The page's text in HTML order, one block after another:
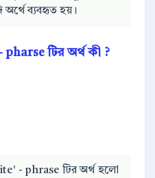
অর্থে ব্যবহৃত হয়।
টির অর্থ কী ?
- phrase টির অর্থ হলো